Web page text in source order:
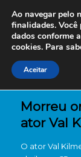
Morreu
ator Val
O ator Val
Ao navegar pelo
finalidades. Você
dados conforme
cookies. Para
Aceitar